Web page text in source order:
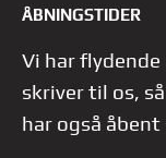
ÅBNINGSTIDER
Vi har
skriver til os,
har også